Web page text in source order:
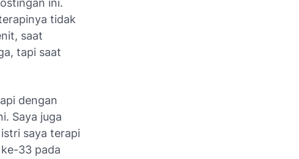
ini.
tidak
saat
tapi saat
dengan
Saya juga
saya terapi
33 pada